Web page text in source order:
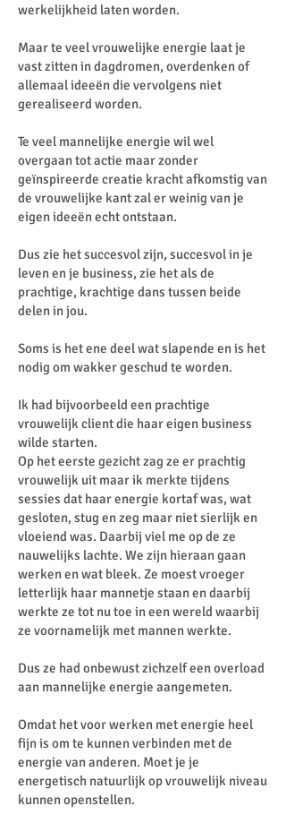
werkelijkheid laten worden.
Maar te veel vrouwelijke energie laat je
vast zitten in dagdromen, overdenken of
allemaal ideeën die vervolgens niet
gerealiseerd worden.
Te veel mannelijke energie wil wel
overgaan tot actie maar zonder
geïnspireerde creatie kracht afkomstig van
de vrouwelijke kant zal er weinig van je
eigen ideeën echt ontstaan.
Dus zie het succesvol zijn, succesvol in je
leven en je business, zie het als de
prachtige, krachtige dans tussen beide
delen in jou.
Soms is het ene deel wat slapende en is het
nodig om wakker geschud te worden.
Ik had bijvoorbeeld een prachtige
vrouwelijk client die haar eigen business
wilde starten.
Op het eerste gezicht zag ze er prachtig
vrouwelijk uit maar ik merkte tijdens
sessies dat haar energie kortaf was, wat
gesloten, stug en zeg maar niet sierlijk en
vloeiend was. Daarbij viel me op de ze
nauwelijks lachte. We zijn hieraan gaan
werken en wat bleek. Ze moest vroeger
letterlijk haar mannetje staan en daarbij
werkte ze tot nu toe in een wereld waarbij
ze voornamelijk met mannen werkte.
Dus ze had onbewust zichzelf een overload
aan mannelijke energie aangemeten.
Omdat het voor werken met energie heel
fijn is om te kunnen verbinden met de
energie van anderen. Moet je je
energetisch natuurlijk op vrouwelijk niveau
kunnen openstellen.